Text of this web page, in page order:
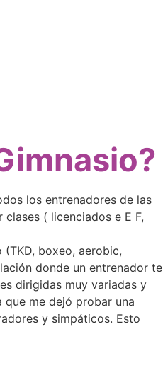
los entrenadores de las
( licenciados e E F,
boxeo, aerobic,
donde un entrenador te
dirigidas muy variadas y
que me dejó probar una
y simpáticos. Esto